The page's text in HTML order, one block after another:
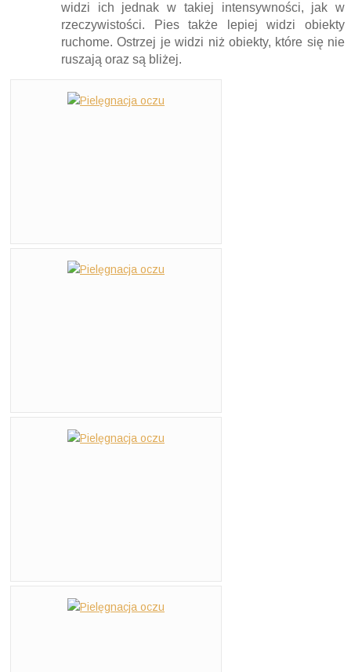
widzi ich jednak w takiej intensywności, jak w
rzeczywistości. Pies także lepiej widzi obiekty
ruchome. Ostrzej je widzi niż obiekty, które się nie
ruszają oraz są bliżej.